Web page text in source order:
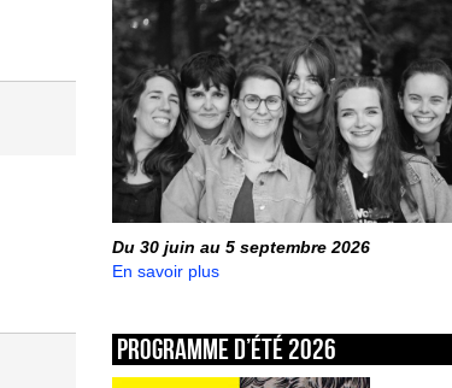
Du 30 juin au 5 septembre 2026
En savoir plus
Programme d’été 2026